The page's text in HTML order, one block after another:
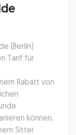
(Berlin)
Tarif für
Rabatt von
können,
Sitter